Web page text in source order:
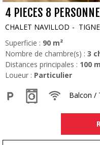
4 PIECES 8
CHALET NAVILLOD
Superficie : 90 m²
Nombre de chambre(s) : 3
Distances principales : 100
Loueur : Particulier
Balcon /